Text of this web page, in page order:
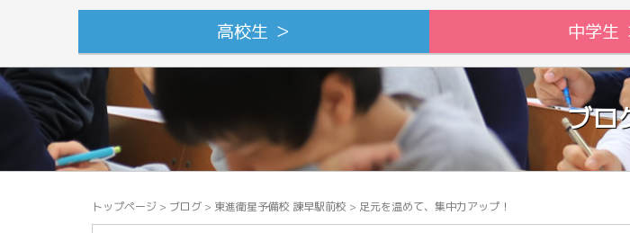
高校生 ＞ 中学生
ブロ
トップページ > ブログ > 東進衛星予備校 諫早駅前校 > 足元を温めて、集中力アップ！